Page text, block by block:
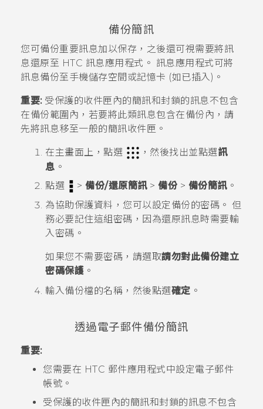
備份簡訊
您可備份重要訊息加以保存，之後還可視需要將訊
息還原至 HTC 訊息應用程式。 訊息應用程式可將
訊息備份至手機儲存空間或記憶卡 (如已插入)。
重要:受保護的收件匣內的簡訊和封鎖的訊息不包含
在備份範圍內，若要將此類訊息包含在備份內，請
先將訊息移至一般的簡訊收件匣。
在主畫面 上，點選 ，然後找出並點選訊
息 。
點選
> 備份/還原簡訊> 備份 > 備份簡訊。
為協助保護資料，您可以設定備份的密碼。 但
務必要記住這組密碼，因為還原訊息時需要輸
入密碼。
如果您不需要密碼，請選取請勿對此備份建立
密碼保護 。
輸入備份檔的名稱，然後點選確定 。
透過電子郵件備份簡訊
重要:
您需要在 HTC 郵件應用程式中設定電子郵件
帳號。
受保護的收件匣內的簡訊和封鎖的訊息不包含